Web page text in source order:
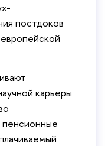
постдоков
карьеры
пенсионные